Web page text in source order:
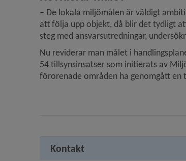
– De lokala miljömålen är väldigt
att följa upp objekt, då blir det tydligt
steg med ansvarsutredningar,
Nu reviderar man målet i
54 tillsynsinsatser som initierats av
förorenade områden ha genomgått en
Kontakt